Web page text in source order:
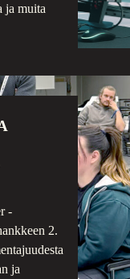
ja muita
-
2.
ja